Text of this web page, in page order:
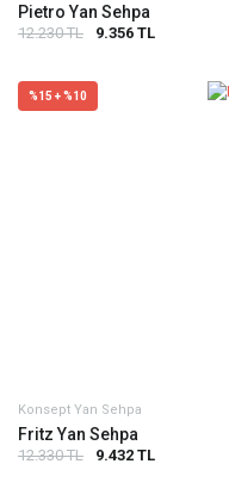
Pietro Yan Sehpa
12.230 TL 9.356 TL
%15 + %10
Konsept Yan Sehpa
Fritz Yan Sehpa
12.330 TL 9.432 TL